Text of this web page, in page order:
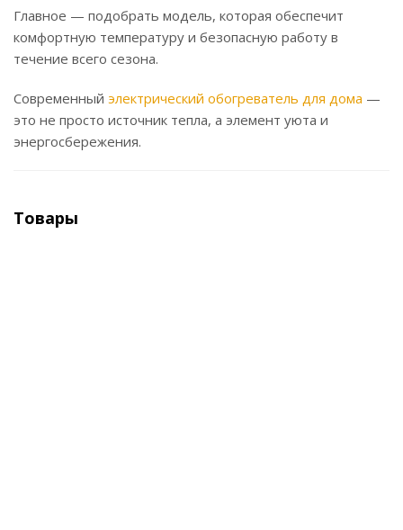
Главное — подобрать модель, которая обеспечит
комфортную температуру и безопасную работу в
течение всего сезона.
Современный электрический обогреватель для дома —
это не просто источник тепла, а элемент уюта и
энергосбережения.
Товары